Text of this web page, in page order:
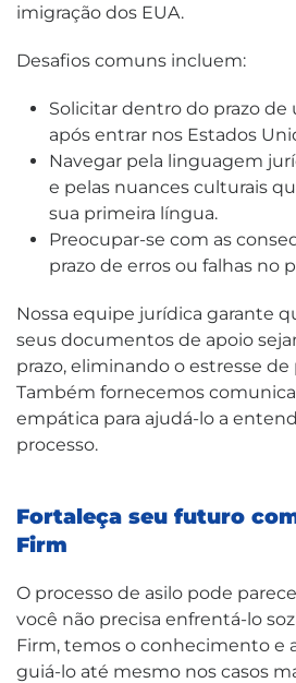
imigração dos EUA.
Desafios comuns incluem:
Solicitar dentro do prazo de
após entrar nos Estados
Navegar pela linguagem
e pelas nuances culturais
sua primeira língua.
Preocupar-se com as
prazo de erros ou falhas no
Nossa equipe jurídica garante
seus documentos de apoio
prazo, eliminando o estresse de
Também fornecemos
empática para ajudá-lo a
processo.
Fortaleça seu futuro
Firm
O processo de asilo pode
você não precisa enfrentá-lo
Firm, temos o conhecimento e
guiá-lo até mesmo nos casos